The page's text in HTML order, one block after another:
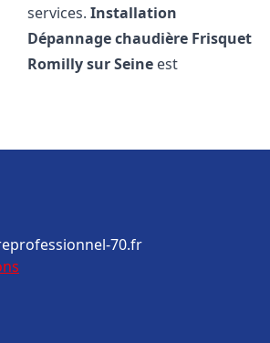
services.Installation
Dépannage chaudière Frisquet
Romilly sur Seine est
70.fr